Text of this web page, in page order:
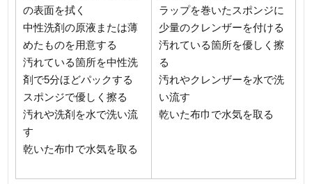
の表面を拭く
中性洗剤の原液または薄
めたものを用意する
汚れている箇所を中性洗
剤で5分ほどパックする
スポンジで優しく擦る
汚れや洗剤を水で洗い流
す
乾いた布巾で水気を取る
ラップを巻いたスポンジに
少量のクレンザーを付ける
汚れている箇所を優しく擦
る
汚れやクレンザーを水で洗
い流す
乾いた布巾で水気を取る